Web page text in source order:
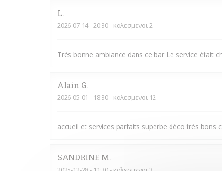
L
2026-07-14- 20:30 - καλεσμένοι 2
Très bonne ambiance dans ce bar Le service était
Alain G
2026-05-01 - 18:30 - καλεσμένοι 12
accueil et services parfaits superbe déco très
SANDRINE M